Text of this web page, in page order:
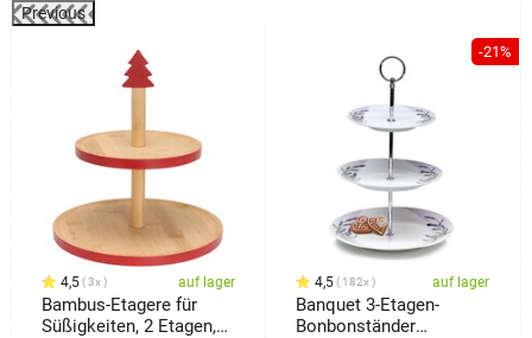
Previous
4,5 3x auf lager
Bambus-Etagere für
Süßigkeiten, 2 Etagen,
-21%
4,5 182x auf lager
Banquet 3-Etagen-
Bonbonständer